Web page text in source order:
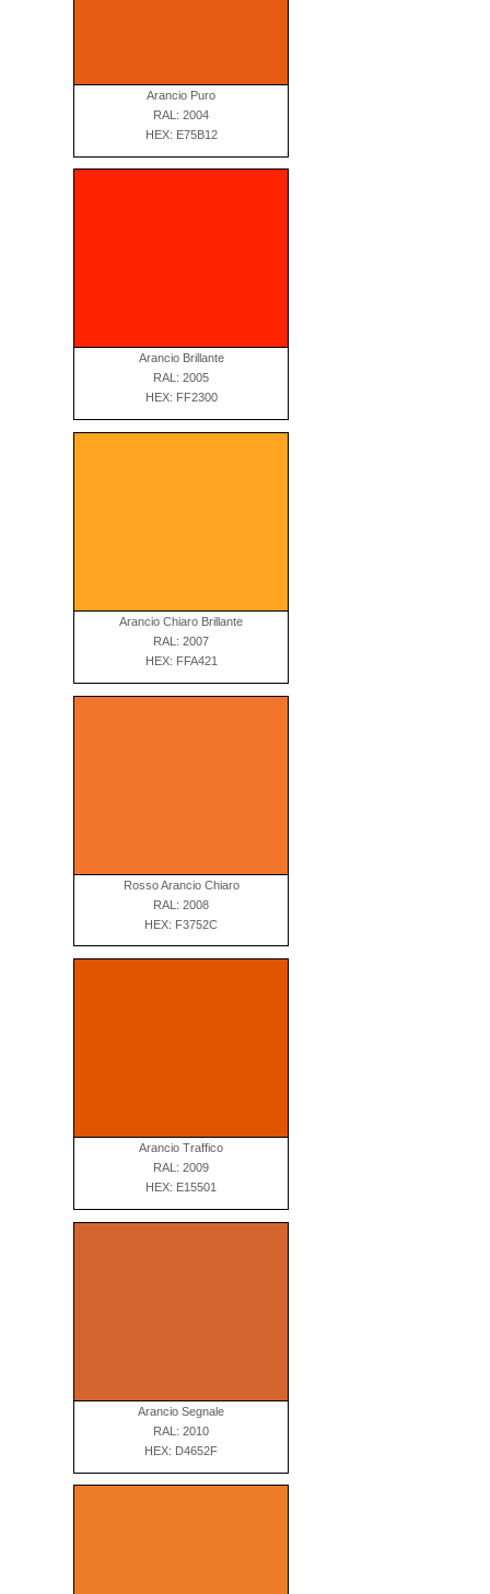
Arancio Puro
RAL: 2004
HEX: E75B12
Arancio Brillante
RAL: 2005
HEX: FF2300
Arancio Chiaro Brillante
RAL: 2007
HEX: FFA421
Rosso Arancio Chiaro
RAL: 2008
HEX: F3752C
Arancio Traffico
RAL: 2009
HEX: E15501
Arancio Segnale
RAL: 2010
HEX: D4652F